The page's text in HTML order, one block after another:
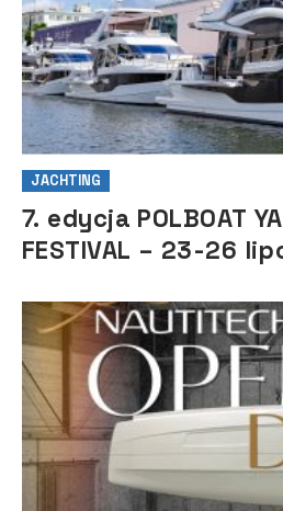
JACHTING
7. edycja POLBOAT
FESTIVAL – 23-26